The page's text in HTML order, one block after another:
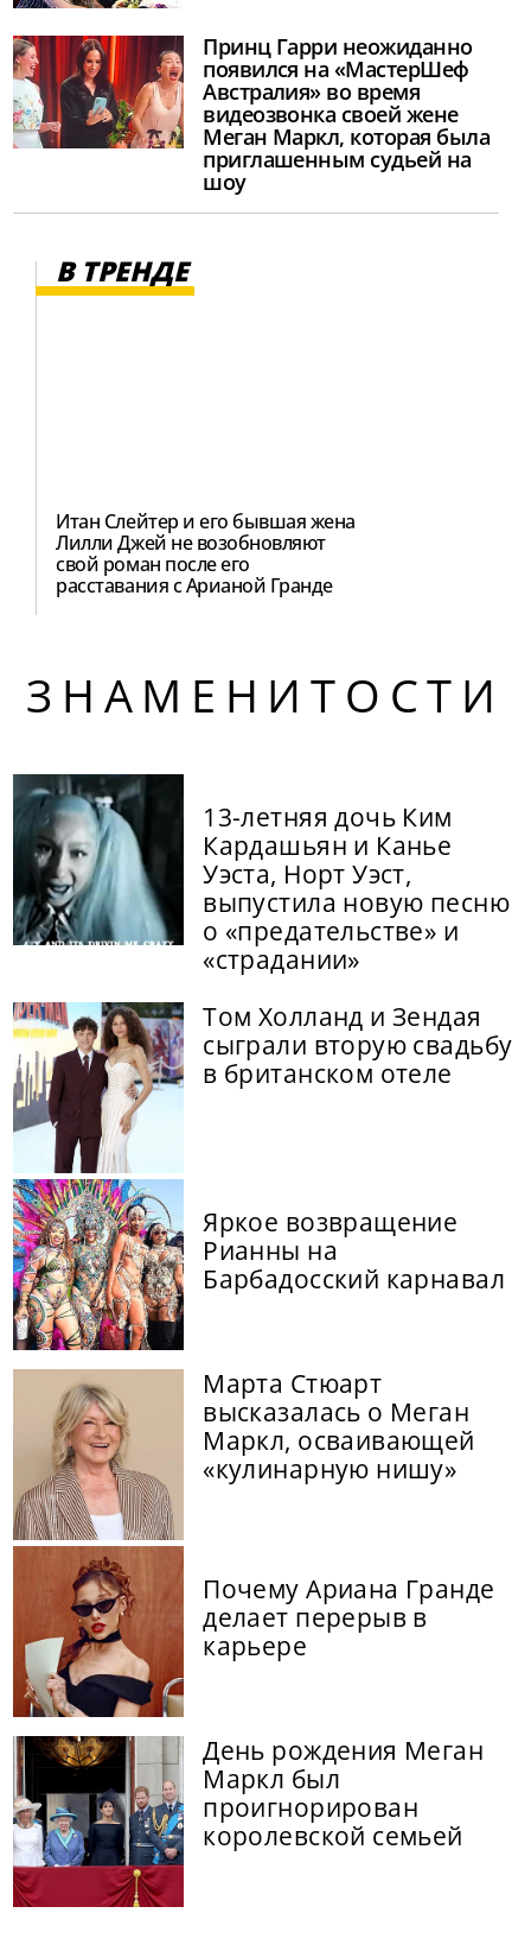
Принц Гарри неожиданно
появился на «МастерШеф
Австралия» во время
видеозвонка своей жене
Меган Маркл, которая была
приглашенным судьей на
шоу
В ТРЕНДЕ
Итан Слейтер и его бывшая жена
Лилли Джей не возобновляют
свой роман после его
расставания с Арианой Гранде
ЗНАМЕНИТОСТИ
13-летняя дочь Ким
Кардашьян и Канье
Уэста, Норт Уэст,
выпустила новую песню
о «предательстве» и
«страдании»
Том Холланд и Зендая
сыграли вторую свадьбу
в британском отеле
Яркое возвращение
Рианны на
Барбадосский карнавал
Марта Стюарт
высказалась о Меган
Маркл, осваивающей
«кулинарную нишу»
Почему Ариана Гранде
делает перерыв в
карьере
День рождения Меган
Маркл был
проигнорирован
королевской семьей